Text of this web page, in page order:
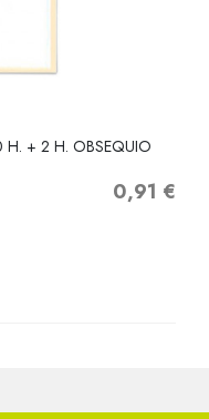
H. + 2 H. OBSEQUIO
Precio
0,91 €